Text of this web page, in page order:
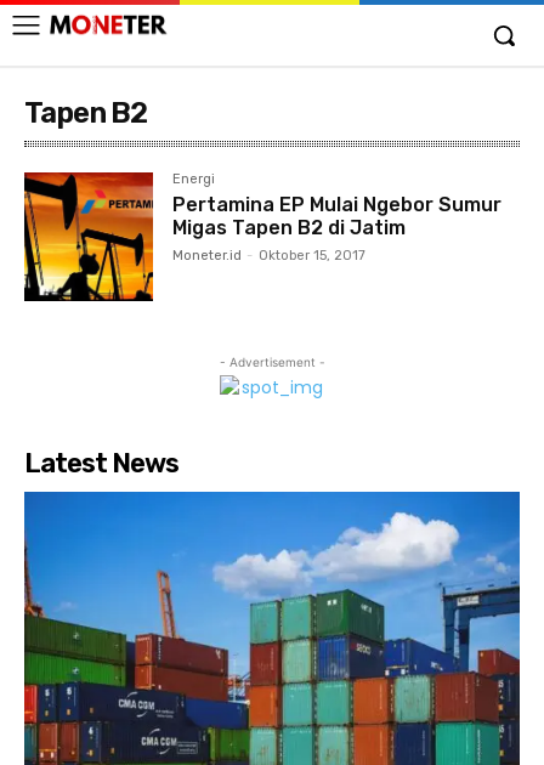
Tapen B2
Energi
Pertamina EP Mulai Ngebor Sumur
Migas Tapen B2 di Jatim
Moneter.id - Oktober 15, 2017
- Advertisement -
Latest News